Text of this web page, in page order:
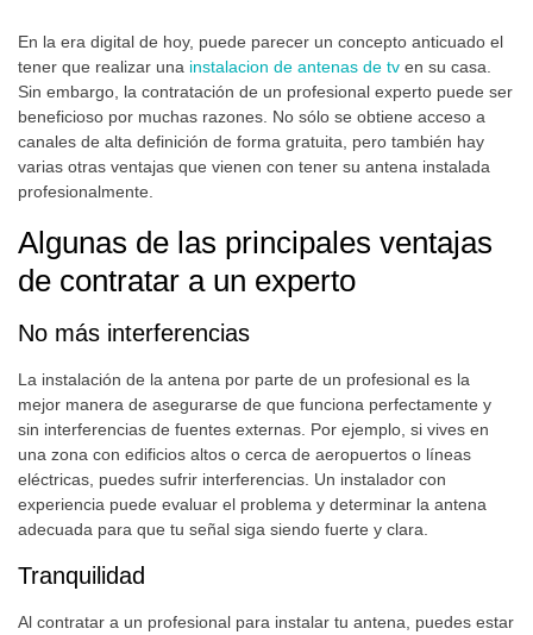
En la era digital de hoy, puede parecer un concepto anticuado el
tener que realizar una instalacion de antenas de tv en su casa.
Sin embargo, la contratación de un profesional experto puede ser
beneficioso por muchas razones. No sólo se obtiene acceso a
canales de alta definición de forma gratuita, pero también hay
varias otras ventajas que vienen con tener su antena instalada
profesionalmente.
Algunas de las principales ventajas
de contratar a un experto
No más interferencias
La instalación de la antena por parte de un profesional es la
mejor manera de asegurarse de que funciona perfectamente y
sin interferencias de fuentes externas. Por ejemplo, si vives en
una zona con edificios altos o cerca de aeropuertos o líneas
eléctricas, puedes sufrir interferencias. Un instalador con
experiencia puede evaluar el problema y determinar la antena
adecuada para que tu señal siga siendo fuerte y clara.
Tranquilidad
Al contratar a un profesional para instalar tu antena, puedes estar